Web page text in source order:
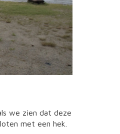
we zien dat deze
met een hek.